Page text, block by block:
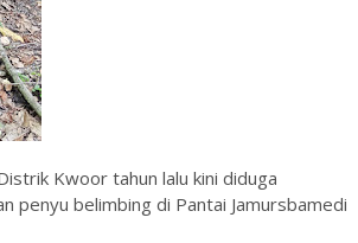
Kwoor tahun lalu kini diduga
penyu belimbing di Pantai Jamursbamedi